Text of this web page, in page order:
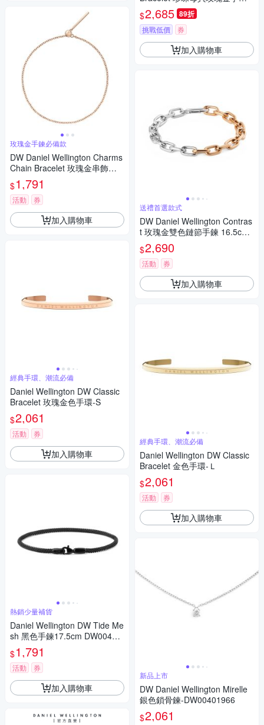
玫瑰金手鍊必備款
DW Daniel Wellington Charms
Chain Bracelet 玫瑰金串飾鍊
手鍊-DW00400392
$1,791
活動 券
加入購物車
經典手環、潮流必備
Daniel Wellington DW Classic
Bracelet 玫瑰金色手環-S
$2,061
活動 券
加入購物車
熱銷少量補貨
Daniel Wellington DW Tide Me
sh 黑色手鍊17.5cm DW00400
695
$1,791
活動 券
加入購物車
DW00401429
$2,685 89折
挑戰低價 券
加入購物車
送禮首選款式
DW Daniel Wellington Contras
t 玫瑰金雙色鏈節手鍊 16.5cm -
DW00401974
$2,690
活動 券
加入購物車
經典手環、潮流必備
Daniel Wellington DW Classic
Bracelet 金色手環-Ｌ
$2,061
活動 券
加入購物車
新品上市
DW Daniel Wellington Mirelle
銀色鎖骨鍊-DW00401966
$2,061